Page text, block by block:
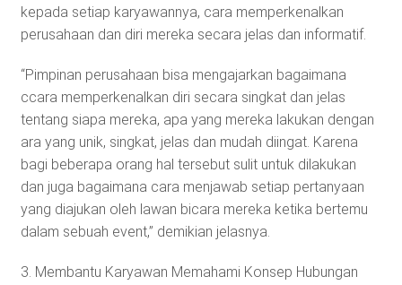
kepada setiap karyawannya, cara memperkenalkan
perusahaan dan diri mereka secara jelas dan informatif.
“Pimpinan perusahaan bisa mengajarkan bagaimana
ccara memperkenalkan diri secara singkat dan jelas
tentang siapa mereka, apa yang mereka lakukan dengan
ara yang unik, singkat, jelas dan mudah diingat. Karena
bagi beberapa orang hal tersebut sulit untuk dilakukan
dan juga bagaimana cara menjawab setiap pertanyaan
yang diajukan oleh lawan bicara mereka ketika bertemu
dalam sebuah event,” demikian jelasnya.
3. Membantu Karyawan Memahami Konsep Hubungan